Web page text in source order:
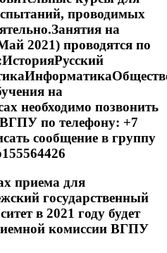
проводимых
на
2021) проводятся по
на
необходимо позвонить
по телефону: +7
сообщение в группу
приема для
государственный
в 2021 году будет
комиссии ВГПУ